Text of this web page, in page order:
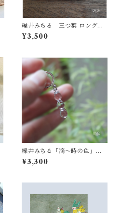
繰井みちる 三つ葉 ロングネ
ックレス
¥3,500
繰井みちる「滴〜時の色」ク
リア ピアス
¥3,300